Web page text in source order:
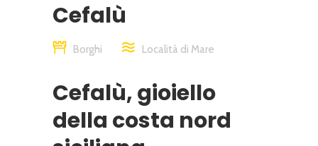
Cefalù
Borghi Località di Mare
Cefalù, gioiello
della costa nord